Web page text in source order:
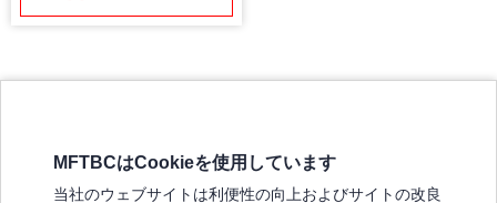
MFTBCはCookieを使用しています
当社のウェブサイトは利便性の向上およびサイトの改良